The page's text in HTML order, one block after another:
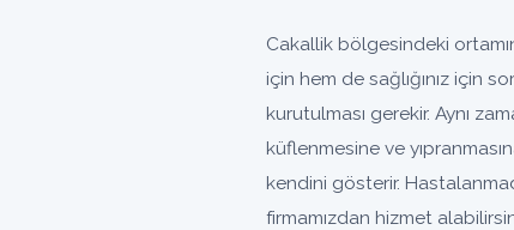
Cakallik bölgesindeki
için hem de sağlığınız için
kurutulması gerekir. Aynı
küflenmesine ve
kendini gösterir.
firmamızdan hizmet